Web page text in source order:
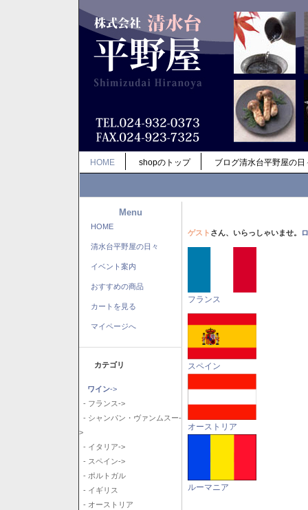
HOME shopのトップ ブログ清水台平野屋の日
Menu
HOME
清水台平野屋の日々
イベント案内
おすすめの商品
カートを見る
マイページへ
カテゴリ
ワイン->
- フランス->
- シャンパン・ヴァンムスー-
>
- イタリア->
- スペイン->
- ポルトガル
- イギリス
- オーストリア
ゲスト さん、いらっしゃいませ。
フランス
スペイン
オーストリア
ルーマニア